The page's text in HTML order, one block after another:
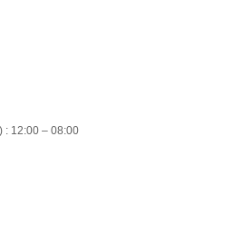
: 12:00 – 08:00